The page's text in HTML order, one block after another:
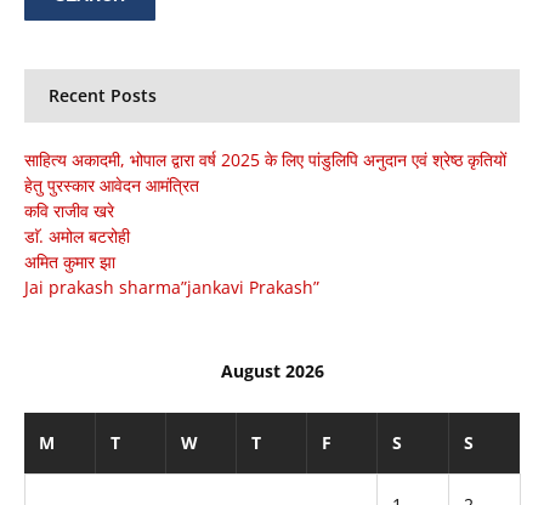
Recent Posts
साहित्य अकादमी, भोपाल द्वारा वर्ष 2025 के लिए पांडुलिपि अनुदान एवं श्रेष्ठ कृतियों
हेतु पुरस्कार आवेदन आमंत्रित
कवि राजीव खरे
डाॅ. अमोल बटरोही
अमित कुमार झा
Jai prakash sharma”jankavi Prakash”
August 2026
M T W T F S S